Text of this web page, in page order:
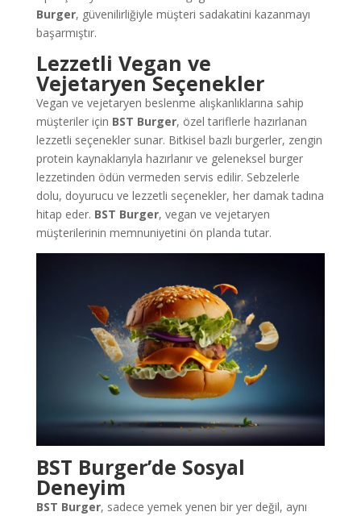
Burger, güvenilirliğiyle müşteri sadakatini kazanmayı
başarmıştır.
Lezzetli Vegan ve
Vejetaryen Seçenekler
Vegan ve vejetaryen beslenme alışkanlıklarına sahip
müşteriler için BST Burger, özel tariflerle hazırlanan
lezzetli seçenekler sunar. Bitkisel bazlı burgerler, zengin
protein kaynaklarıyla hazırlanır ve geleneksel burger
lezzetinden ödün vermeden servis edilir. Sebzelerle
dolu, doyurucu ve lezzetli seçenekler, her damak tadına
hitap eder. BST Burger, vegan ve vejetaryen
müşterilerinin memnuniyetini ön planda tutar.
BST Burger’de Sosyal
Deneyim
BST Burger, sadece yemek yenen bir yer değil, aynı